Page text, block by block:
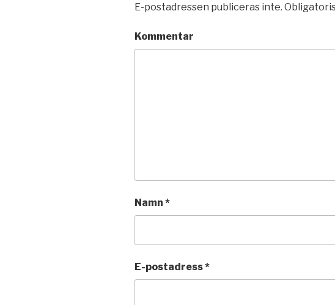
E-postadressen publiceras inte.
Kommentar
Namn *
E-postadress*